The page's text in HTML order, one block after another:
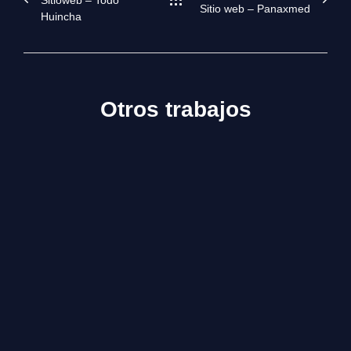
Huincha
Sitio web – Panaxmed
Otros trabajos